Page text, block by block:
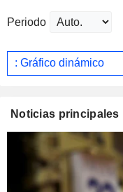
Periodo
: Gráfico dinámico
Noticias principales